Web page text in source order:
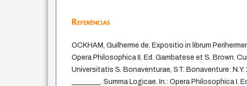
Referências
OCKHAM, Guilherme de. Expositio in librum
Opera Philosophica II. Ed. Gambatese et S. Brown.
Universitatis S. Bonaventurae, ST. Bonaventure: N.Y.
________. Summa Logicae. In.: Opera Philosophica I.